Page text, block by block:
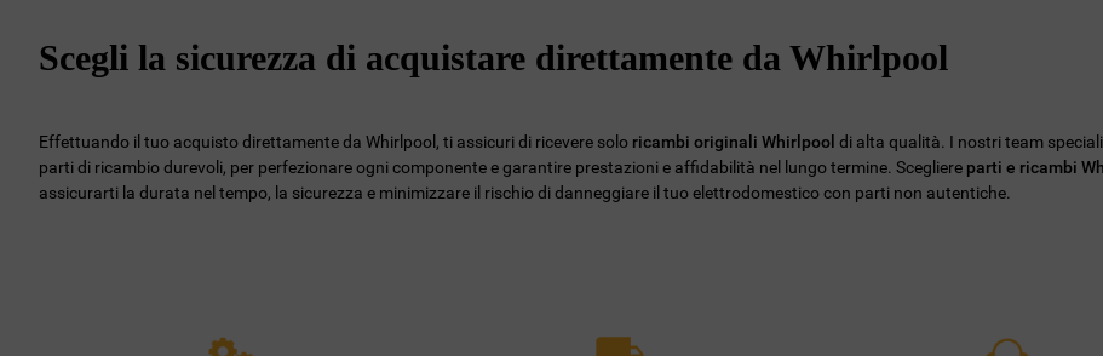
Scegli la sicurezza di acquistare direttamente da Whirlpool
Effettuando il tuo acquisto direttamente da Whirlpool, ti assicuri di ricevere solo ricambi originali Whirlpool di alta qualità. I nostri team
parti di ricambio durevoli, per perfezionare ogni componente e garantire prestazioni e affidabilità nel lungo termine. Scegliere parti e ricambi
assicurarti la durata nel tempo, la sicurezza e minimizzare il rischio di danneggiare il tuo elettrodomestico con parti non autentiche.
utilizzando il pulsante “X” in alto a destra,
saranno mantenute le impostazioni
cookie diversi dai cookie tecnici. Cliccando
sul pulsante "ACCETTO TUTTI I COOKIES",
acconsenti all'utilizzo di tutti i nostri cookie
impostare in modo specifico le tue